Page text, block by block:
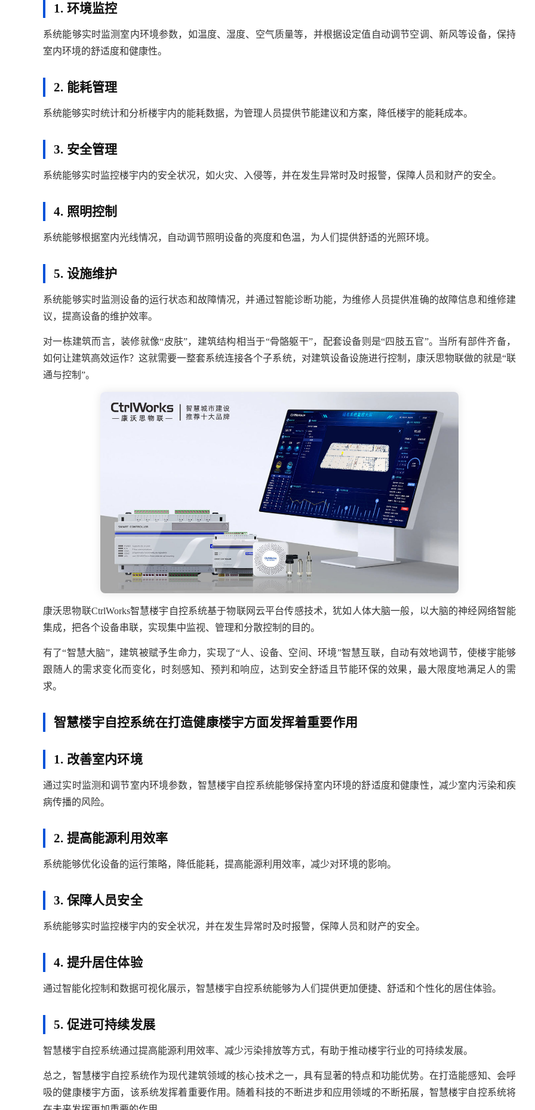
1. 环境监控
系统能够实时监测室内环境参数，如温度、湿度、空气质量等，并根据设定值自动调节空调、新风等设备，保持
室内环境的舒适度和健康性。
2. 能耗管理
系统能够实时统计和分析楼宇内的能耗数据，为管理人员提供节能建议和方案，降低楼宇的能耗成本。
3. 安全管理
系统能够实时监控楼宇内的安全状况，如火灾、入侵等，并在发生异常时及时报警，保障人员和财产的安全。
4. 照明控制
系统能够根据室内光线情况，自动调节照明设备的亮度和色温，为人们提供舒适的光照环境。
5. 设施维护
系统能够实时监测设备的运行状态和故障情况，并通过智能诊断功能，为维修人员提供准确的故障信息和维修建
议，提高设备的维护效率。
对一栋建筑而言，装修就像“皮肤”，建筑结构相当于“骨骼躯干”，配套设备则是“四肢五官”。当所有部件齐备，
如何让建筑高效运作？这就需要一整套系统连接各个子系统，对建筑设备设施进行控制，康沃思物联做的就是“联
通与控制”。
康沃思物联CtrlWorks智慧楼宇自控系统基于物联网云平台传感技术，犹如人体大脑一般，以大脑的神经网络智能
集成，把各个设备串联，实现集中监视、管理和分散控制的目的。
有了“智慧大脑”，建筑被赋予生命力，实现了“人、设备、空间、环境”智慧互联，自动有效地调节，使楼宇能够
跟随人的需求变化而变化，时刻感知、预判和响应，达到安全舒适且节能环保的效果，最大限度地满足人的需
求。
智慧楼宇自控系统在打造健康楼宇方面发挥着重要作用
1. 改善室内环境
通过实时监测和调节室内环境参数，智慧楼宇自控系统能够保持室内环境的舒适度和健康性，减少室内污染和疾
病传播的风险。
2. 提高能源利用效率
系统能够优化设备的运行策略，降低能耗，提高能源利用效率，减少对环境的影响。
3. 保障人员安全
系统能够实时监控楼宇内的安全状况，并在发生异常时及时报警，保障人员和财产的安全。
4. 提升居住体验
通过智能化控制和数据可视化展示，智慧楼宇自控系统能够为人们提供更加便捷、舒适和个性化的居住体验。
5. 促进可持续发展
智慧楼宇自控系统通过提高能源利用效率、减少污染排放等方式，有助于推动楼宇行业的可持续发展。
总之，智慧楼宇自控系统作为现代建筑领域的核心技术之一，具有显著的特点和功能优势。在打造能感知、会呼
吸的健康楼宇方面，该系统发挥着重要作用。随着科技的不断进步和应用领域的不断拓展，智慧楼宇自控系统将